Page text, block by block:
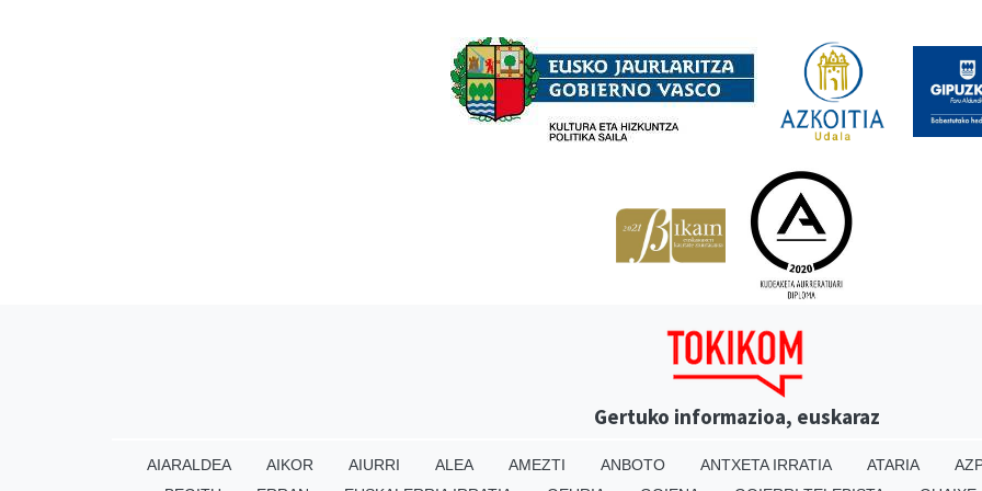
Gertuko informazioa, euskaraz
AIARALDEA AIKOR AIURRI ALEA AMEZTI ANBOTO ANTXETA IRRATIA ATARIA